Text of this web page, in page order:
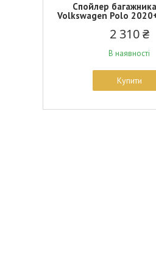
Спойлер
Volkswagen Polo
2 310 ₴
В наявності
Купити